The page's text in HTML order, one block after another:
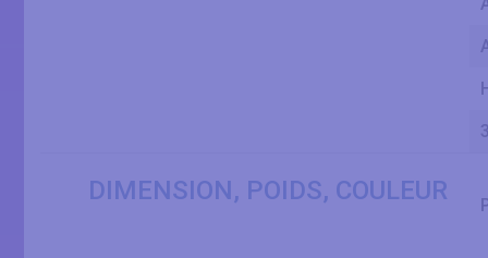
DIMENSION, POIDS, COULEUR